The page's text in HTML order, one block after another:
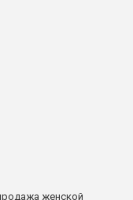
женской